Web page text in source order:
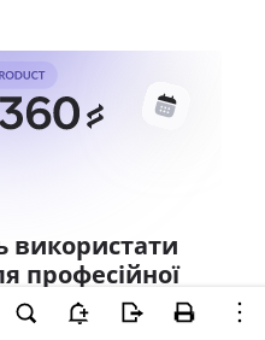
використати
професійної
тільки користувачам